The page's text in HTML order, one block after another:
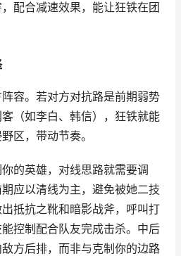
配合减速效果，能让狂铁在团
容。若对方对抗路是前期弱势
（如李白、韩信），狂铁就能
区，带动节奏。
的英雄，对线思路就需要调
应以清线为主，避免被她二技
抵抗之靴和暗影战斧，呼叫打
控制配合队友完成击杀。中后
方后排，而非与克制你的边路